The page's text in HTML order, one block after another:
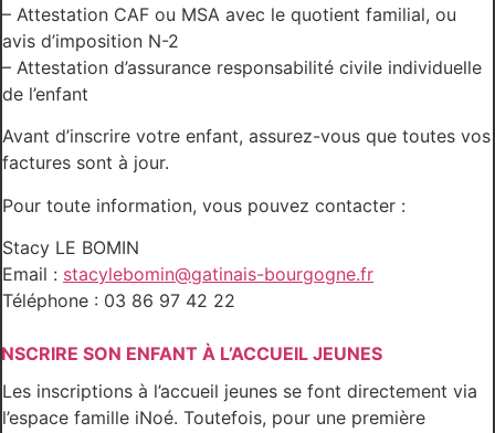
– Attestation CAF ou MSA avec le quotient familial, ou
avis d’imposition N-2
– Attestation d’assurance responsabilité civile individuelle
de l’enfant
Avant d’inscrire votre enfant, assurez-vous que toutes vos
factures sont à jour.
Pour toute information, vous pouvez contacter :
Stacy LE BOMIN
Email : stacylebomin@gatinais-bourgogne.fr
Téléphone : 03 86 97 42 22
SON ENFANT À L’ACCUEIL JEUNES
Les inscriptions à l’accueil jeunes se font directement via
l’espace famille iNoé. Toutefois, pour une première